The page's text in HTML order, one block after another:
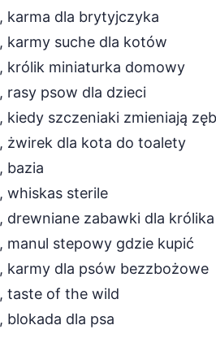
, karma dla brytyjczyka
, karmy suche dla kotów
, królik miniaturka domowy
, rasy psow dla dzieci
, kiedy szczeniaki zmieniają
, żwirek dla kota do toalety
, bazia
, whiskas sterile
, drewniane zabawki dla królika
, manul stepowy gdzie kupić
, karmy dla psów bezzbożowe
, taste of the wild
, blokada dla psa